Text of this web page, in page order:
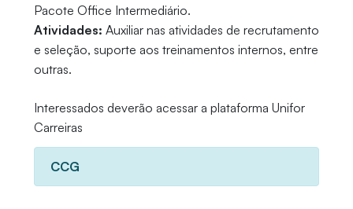
Pacote Office Intermediário.
Atividades: Auxiliar nas atividades de recrutamento
e seleção, suporte aos treinamentos internos, entre
outras.
Interessados deverão acessar a plataforma Unifor
Carreiras
CCG